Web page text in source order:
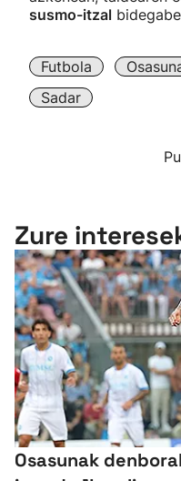
susmo-itzal
Futbola
Sadar
Zure
Osasunak